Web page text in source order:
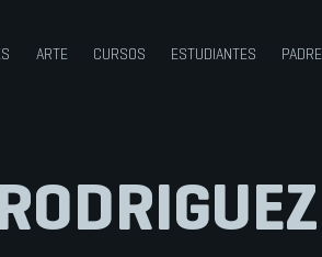
ARTE CURSOS ESTUDIANTES